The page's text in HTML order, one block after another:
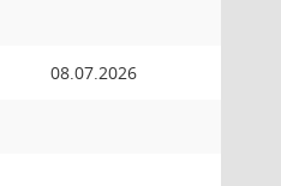
08.07.2026